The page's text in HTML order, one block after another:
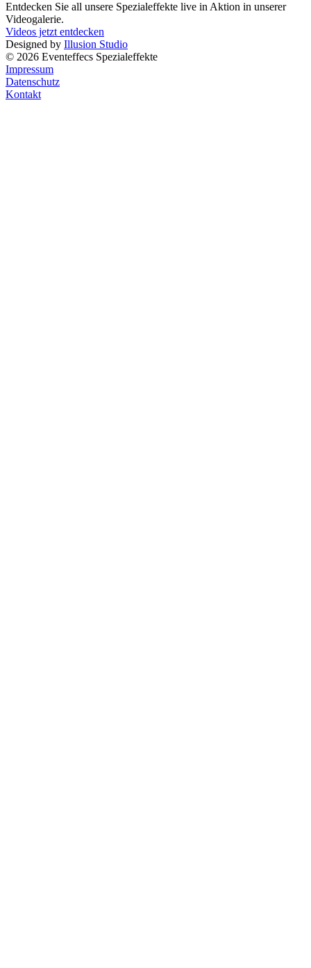
Entdecken Sie all unsere Spezialeffekte live in Aktion in unserer
Videogalerie.
Videos jetzt entdecken
Designed by Illusion Studio
© 2026 Eventeffecs Spezialeffekte
Impressum
Datenschutz
Kontakt